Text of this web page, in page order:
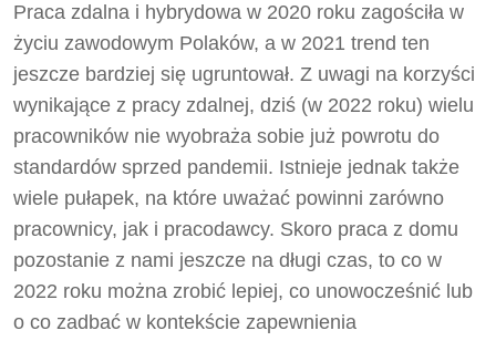
Praca zdalna i hybrydowa w 2020 roku zagościła w
życiu zawodowym Polaków, a w 2021 trend ten
jeszcze bardziej się ugruntował. Z uwagi na korzyści
wynikające z pracy zdalnej, dziś (w 2022 roku) wielu
pracowników nie wyobraża sobie już powrotu do
standardów sprzed pandemii. Istnieje jednak także
wiele pułapek, na które uważać powinni zarówno
pracownicy, jak i pracodawcy. Skoro praca z domu
pozostanie z nami jeszcze na długi czas, to co w
2022 roku można zrobić lepiej, co unowocześnić lub
o co zadbać w kontekście zapewnienia